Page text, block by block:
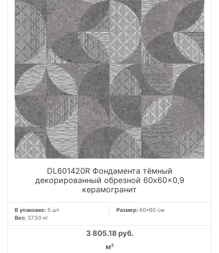
DL601420R Фондамента тёмный
декорированный обрезной 60x60x0,9
керамогранит
В упаковке: 5 шт Размер: 60*60 см
Вес: 37.50 кг
3 805.18 руб.
м²